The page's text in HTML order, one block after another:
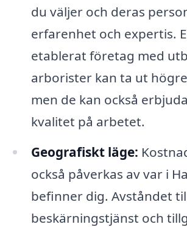
du väljer och deras
erfarenhet och expertis.
etablerat företag med
arborister kan ta ut
men de kan också
kvalitet på arbetet.
Geografiskt läge:
också påverkas av var i
befinner dig. Avståndet
beskärningstjänst och